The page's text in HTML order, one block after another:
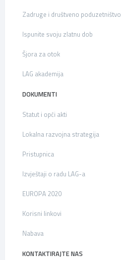
Zadruge i društveno poduzetništvo
Ispunite svoju zlatnu dob
Šjora za otok
LAG akademija
DOKUMENTI
Statut i opći akti
Lokalna razvojna strategija
Pristupnica
Izvještaji o radu LAG-a
EUROPA 2020
Korisni linkovi
Nabava
KONTAKTIRAJTE NAS